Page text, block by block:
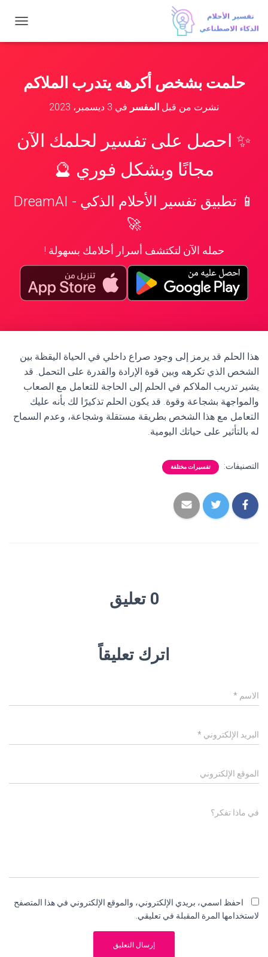
ب
ل
حلمت بشخص أكرهه يتدرب الملاكم
نشرت من قبل المفسر في 3 ديسمبر، 2023
✨ احصل على تفسير لحلمك الآن
مجانًا وبشكل فوري 🔮
📱 تطبيق تفسير الأحلام الذكي - DreamAI
🚀
حمله الآن لتكتشف أسرار أحلامك بسهولة !
هذا الحلم قد يرمز إلى وجود صراع داخلي في الحياة اليقظة بين
الشخص الذي تكرهه وبين قوة الإرادة والقدرة على التحمل. قد
يشير تدريب الملاكم في الحلم إلى الحاجة للتعامل مع الصعاب
والمواجهة بشجاعة وقوة. قد يكون الحلم تذكيرًا لك بأنه عليك
التعامل مع هذا الشخص بطريقة مستقلة وشجاعة، وعدم السماح
له بالتأثير على حياتك اليومية.
التصنيفات: تفسيرات مختلفة
0 تعليق
اترك تعليقاً
الاسم *
البريد الإلكتروني *
الموقع الإلكتروني
في ماذا تفكر؟
احفظ اسمي، بريدي الإلكتروني، والموقع الإلكتروني في هذا المتصفح
لاستخدامها المرة المقبلة في تعليقي.